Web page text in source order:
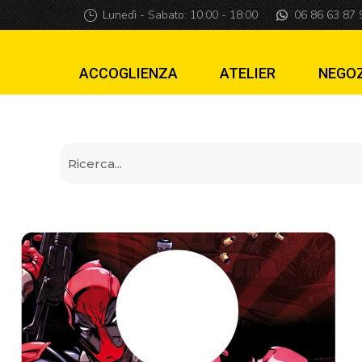
Piastra di lancio
Lunedì - Sabato: 10:00 - 18:00 06 86 63 87
ACCOGLIENZA ATELIER